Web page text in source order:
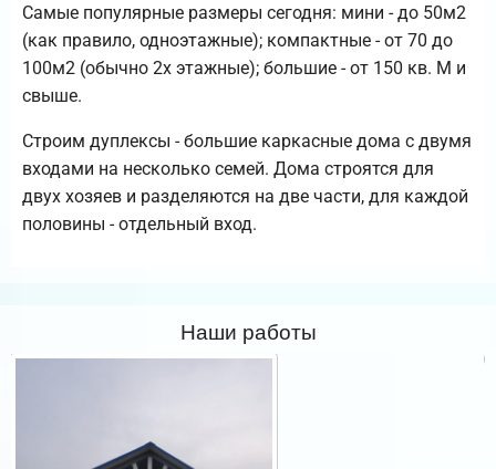
Самые популярные размеры сегодня: мини - до 50м2
(как правило, одноэтажные); компактные - от 70 до
100м2 (обычно 2х этажные); большие - от 150 кв. М и
свыше.
Строим дуплексы - большие каркасные дома с двумя
входами на несколько семей. Дома строятся для
двух хозяев и разделяются на две части, для каждой
половины - отдельный вход.
Наши работы